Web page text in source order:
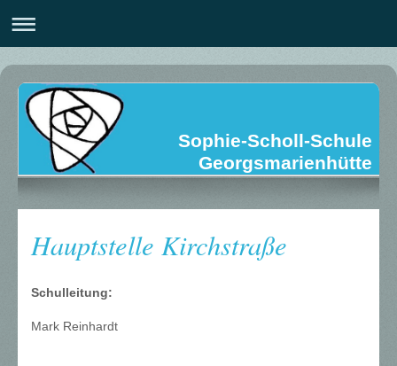
Sophie-Scholl-Schule
Georgsmarienhütte
Hauptstelle Kirchstraße
Schulleitung:
Mark Reinhardt